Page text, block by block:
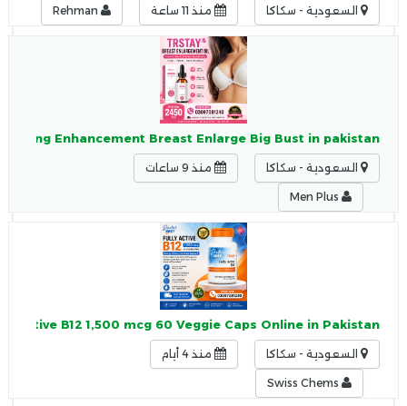
السعودية - سكاكا منذ 11 ساعة
Frming Enhancement Breast Enlarge Big Bust in pakistan
السعودية - سكاكا منذ 9 ساعات
Active B12 1,500 mcg 60 Veggie Caps Online in Pakistan
السعودية - سكاكا منذ 4 أيام